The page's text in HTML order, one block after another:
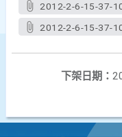
2012-2-6-15-37-
2012-2-6-15-37-
下架日期：